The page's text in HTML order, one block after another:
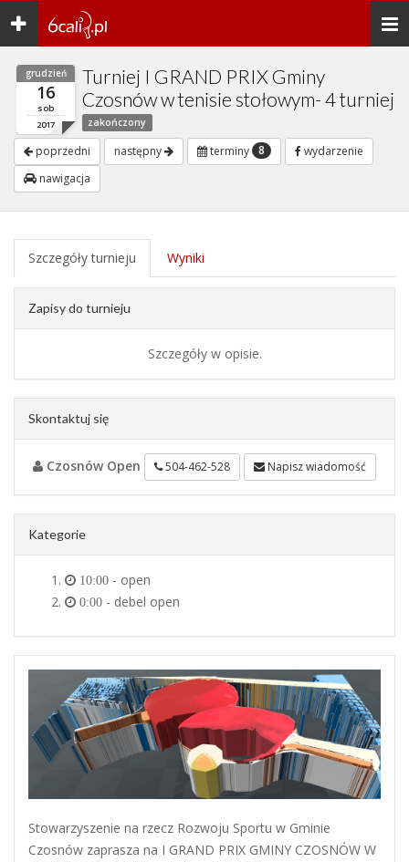
Toggle
navigation
grudzień
16
sob
2017
Turniej I GRAND PRIX Gminy
Czosnów w tenisie stołowym- 4 turniej
zakończony
poprzedni następny terminy 8
wydarzenie
nawigacja
Szczegóły turnieju Wyniki
Zapisy do turnieju
Szczegóły w opisie.
Skontaktuj się
Czosnów Open 504-462-528 Napisz wiadomość
Kategorie
10:00 - open
0:00 - debel open
Stowarzyszenie na rzecz Rozwoju Sportu w Gminie
Czosnów zaprasza na I GRAND PRIX GMINY CZOSNÓW W